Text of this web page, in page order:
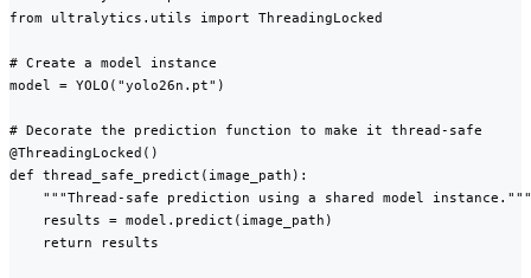
from ultralytics.utils import ThreadingLocked
# Create a model instance
model = YOLO("yolo26n.pt")
# Decorate the prediction function to make it thread-safe
@ThreadingLocked()
def thread_safe_predict(image_path):
    """Thread-safe prediction using a shared model instance."""
    results = model.predict(image_path)
    return results